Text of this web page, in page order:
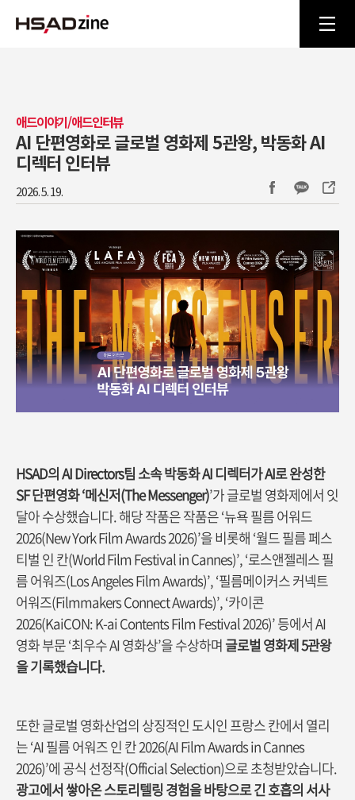
애드이야기/애드인터뷰
AI 단편영화로 글로벌 영화제 5관왕, 박동화 AI
디렉터 인터뷰
2026. 5. 19.
HSAD의 AI Directors팀 소속 박동화 AI 디렉터가 AI로 완성한
SF 단편영화 ‘메신저(The Messenger)’가 글로벌 영화제에서 잇
달아 수상했습니다. 해당 작품은 작품은 ‘뉴욕 필름 어워드
2026(New York Film Awards 2026)’을 비롯해 ‘월드 필름 페스
티벌 인 칸(World Film Festival in Cannes)’, ‘로스앤젤레스 필
름 어워즈(Los Angeles Film Awards)’, ‘필름메이커스 커넥트
어워즈(Filmmakers Connect Awards)’, ‘카이콘
2026(KaiCON: K-ai Contents Film Festival 2026)’ 등에서 AI
영화 부문 ‘최우수 AI 영화상’을 수상하며 글로벌 영화제 5관왕
을 기록했습니다.
또한 글로벌 영화산업의 상징적인 도시인 프랑스 칸에서 열리
는 ‘AI 필름 어워즈 인 칸 2026(AI Film Awards in Cannes
2026)’에 공식 선정작(Official Selection)으로 초청받았습니다.
광고에서 쌓아온 스토리텔링 경험을 바탕으로 긴 호흡의 서사